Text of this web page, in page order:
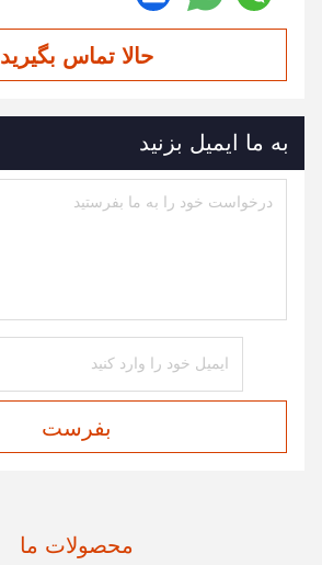
حالا تماس بگیرید
به ما ایمیل بزنید
بفرست
محصولات ما